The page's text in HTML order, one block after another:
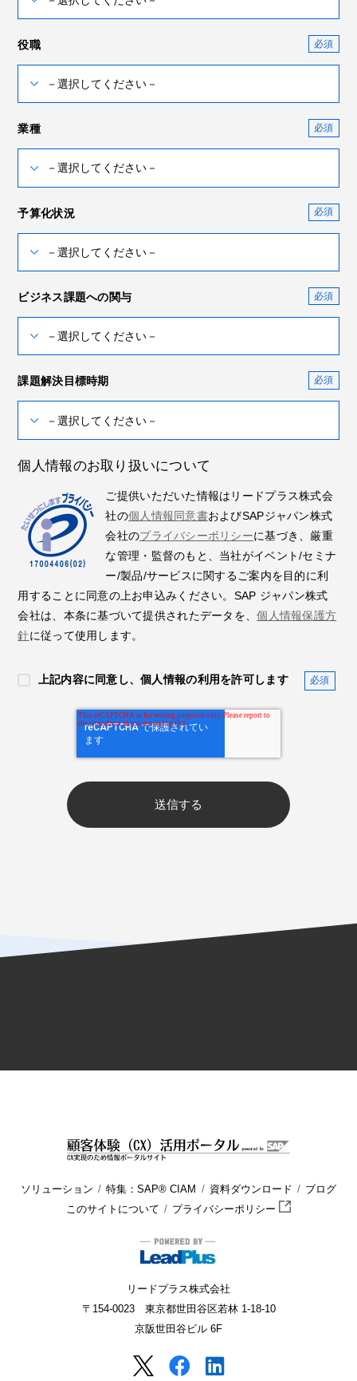
役職
業種
予算化状況
ビジネス課題への関与
課題解決目標時期
個人情報のお取り扱いについて
ご提供いただいた情報はリードプラス株式会
社の個人情報同意書およびSAPジャパン株式
会社のプライバシーポリシーに基づき、厳重
な管理・監督のもと、当社がイベント/セミナ
ー/製品/サービスに関するご案内を目的に利
用することに同意の上お申込みください。SAP ジャパン株式
会社は、本条に基づいて提供されたデータを、個人情報保護方
針に従って使用します。
上記内容に同意し、個人情報の利用を許可します
ソリューション 特集：SAP® CIAM 資料ダウンロード
ブログ
このサイトについて
プライバシーポリシー
リードプラス株式会社
〒154-0023 東京都世田谷区若林 1-18-10
京阪世田谷ビル 6F